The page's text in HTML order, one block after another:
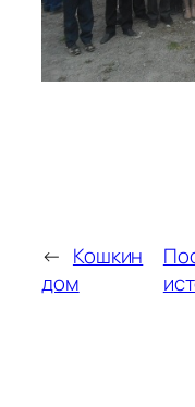
← Кошкин
дом